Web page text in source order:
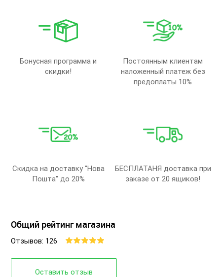
Бонусная программа и
скидки!
Постоянным клиентам
наложенный платеж без
предоплаты 10%
Скидка на доставку "Нова
Пошта" до 20%
БЕСПЛАТАНЯ доставка при
заказе от 20 ящиков!
Общий рейтинг магазина
Отзывов: 126
Оставить отзыв